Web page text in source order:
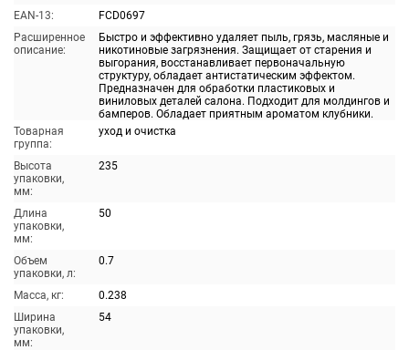
EAN-13:
FCD0697
Расширенное
описание:
Быстро и эффективно удаляет пыль, грязь, масляные и
никотиновые загрязнения. Защищает от старения и
выгорания, восстанавливает первоначальную
структуру, обладает антистатическим эффектом.
Предназначен для обработки пластиковых и
виниловых деталей салона. Подходит для молдингов и
бамперов. Обладает приятным ароматом клубники.
Товарная
группа:
уход и очистка
Высота
упаковки,
мм:
235
Длина
упаковки,
мм:
50
Объем
упаковки, л:
0.7
Масса, кг:
0.238
Ширина
упаковки,
мм:
54